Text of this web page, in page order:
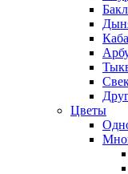
Цветы